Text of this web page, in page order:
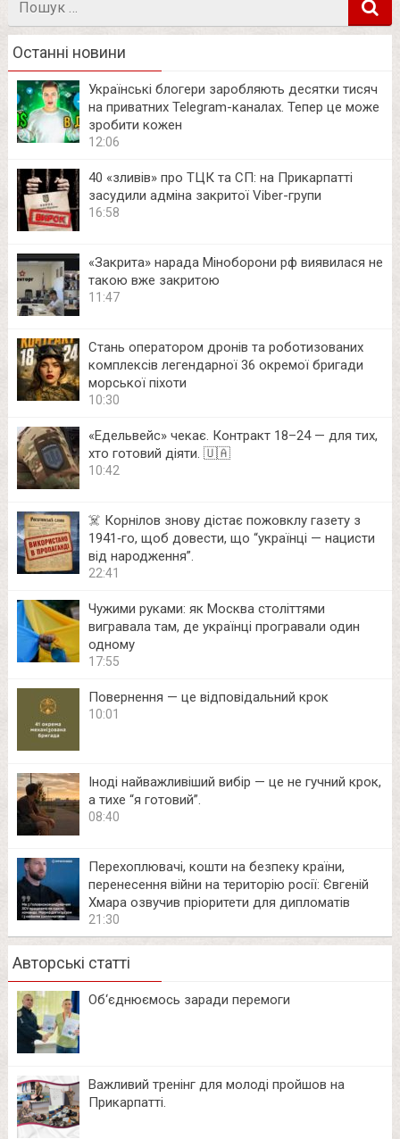
Останні новини
Українські блогери заробляють десятки тисяч
на приватних Telegram-каналах. Тепер це може
зробити кожен
12:06
40 «зливів» про ТЦК та СП: на Прикарпатті
засудили адміна закритої Viber-групи
16:58
«Закрита» нарада Міноборони рф виявилася не
такою вже закритою
11:47
Стань оператором дронів та роботизованих
комплексів легендарної 36 окремої бригади
морської піхоти
10:30
«Едельвейс» чекає. Контракт 18–24 — для тих,
хто готовий діяти. 🇺🇦
10:42
☠️ Корнілов знову дістає пожовклу газету з
1941‑го, щоб довести, що “українці — нацисти
від народження”.
22:41
Чужими руками: як Москва століттями
вигравала там, де українці програвали один
одному
17:55
Повернення — це відповідальний крок
10:01
Іноді найважливіший вибір — це не гучний крок,
а тихе “я готовий”.
08:40
Перехоплювачі, кошти на безпеку країни,
перенесення війни на територію росії: Євгеній
Хмара озвучив пріоритети для дипломатів
21:30
Авторські статті
Об‘єднюємось заради перемоги
Важливий тренінг для молоді пройшов на
Прикарпатті.